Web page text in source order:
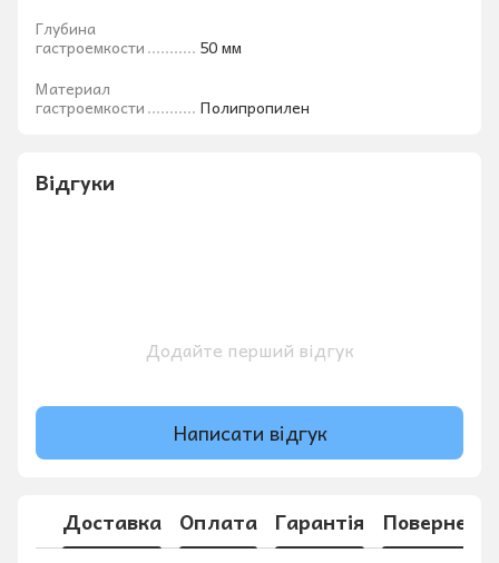
Глубина
гастроемкости
50 мм
Материал
гастроемкости Полипропилен
Відгуки
Додайте перший відгук
Написати відгук
Доставка Оплата Гарантія